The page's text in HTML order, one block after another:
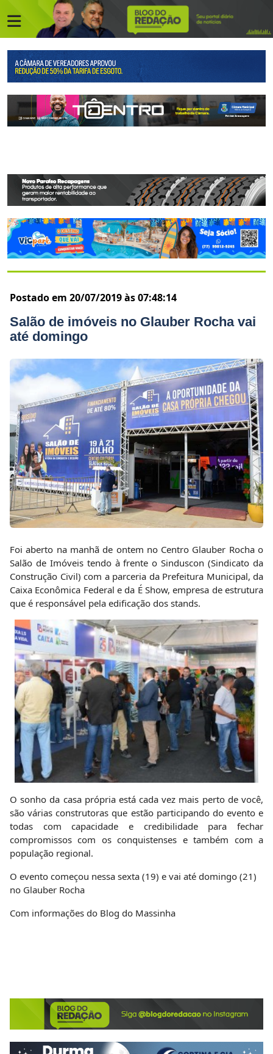
Postado em 20/07/2019 às 07:48:14
Salão de imóveis no Glauber Rocha vai
até domingo
Foi aberto na manhã de ontem no Centro Glauber Rocha o
Salão de Imóveis tendo à frente o Sinduscon (Sindicato da
Construção Civil) com a parceria da Prefeitura Municipal, da
Caixa Econômica Federal e da É Show, empresa de estrutura
que é responsável pela edificação dos stands.
O sonho da casa própria está cada vez mais perto de você,
são várias construtoras que estão participando do evento e
todas com capacidade e credibilidade para fechar
compromissos com os conquistenses e também com a
população regional.
O evento começou nessa sexta (19) e vai até domingo (21)
no Glauber Rocha
Com informações do Blog do Massinha